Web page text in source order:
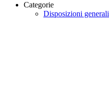
Categorie
Disposizioni generali